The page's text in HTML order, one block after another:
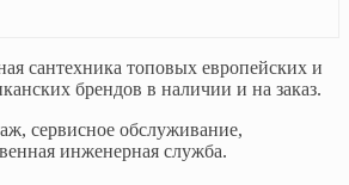
сантехника топовых европейских и
брендов в наличии и на заказ.
сервисное обслуживание,
инженерная служба.